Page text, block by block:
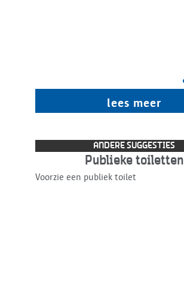
lees meer
ANDERE SUGGESTIES
Publieke toiletten
Voorzie een publiek toilet